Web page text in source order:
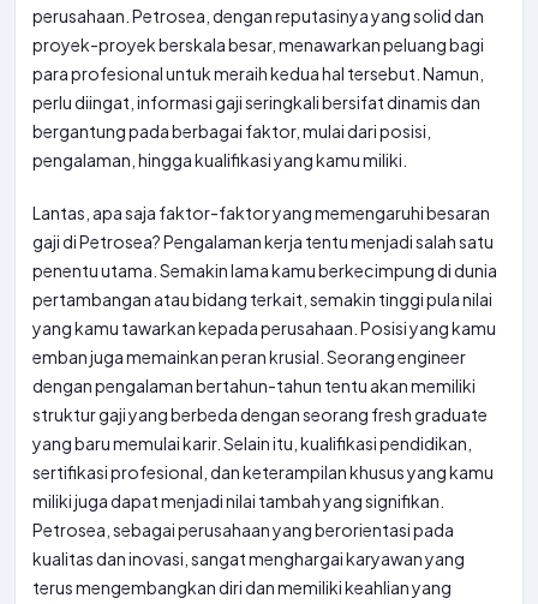
perusahaan. Petrosea, dengan reputasinya yang solid dan
proyek-proyek berskala besar, menawarkan peluang bagi
para profesional untuk meraih kedua hal tersebut. Namun,
perlu diingat, informasi gaji seringkali bersifat dinamis dan
bergantung pada berbagai faktor, mulai dari posisi,
pengalaman, hingga kualifikasi yang kamu miliki.
Lantas, apa saja faktor-faktor yang memengaruhi besaran
gaji di Petrosea? Pengalaman kerja tentu menjadi salah satu
penentu utama. Semakin lama kamu berkecimpung di dunia
pertambangan atau bidang terkait, semakin tinggi pula nilai
yang kamu tawarkan kepada perusahaan. Posisi yang kamu
emban juga memainkan peran krusial. Seorang engineer
dengan pengalaman bertahun-tahun tentu akan memiliki
struktur gaji yang berbeda dengan seorang fresh graduate
yang baru memulai karir. Selain itu, kualifikasi pendidikan,
sertifikasi profesional, dan keterampilan khusus yang kamu
miliki juga dapat menjadi nilai tambah yang signifikan.
Petrosea, sebagai perusahaan yang berorientasi pada
kualitas dan inovasi, sangat menghargai karyawan yang
terus mengembangkan diri dan memiliki keahlian yang